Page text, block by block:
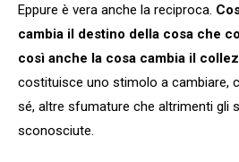
Eppure è vera anche la reciproca.
cambia il destino della cosa che
così anche la cosa cambia il
costituisce uno stimolo a cambiare,
sé, altre sfumature che altrimenti gli
sconosciute.